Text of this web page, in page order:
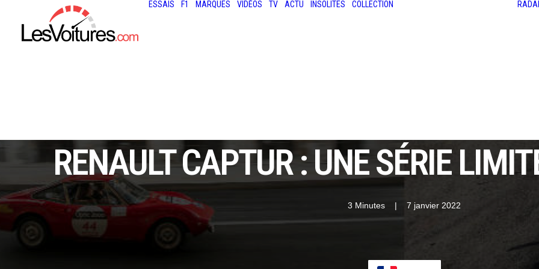
ESSAIS F1 MARQUES VIDÉOS TV ACTU INSOLITES COLLECTION
RENAULT CAPTUR : UNE SÉRIE
3 Minutes | 7 janvier 2022